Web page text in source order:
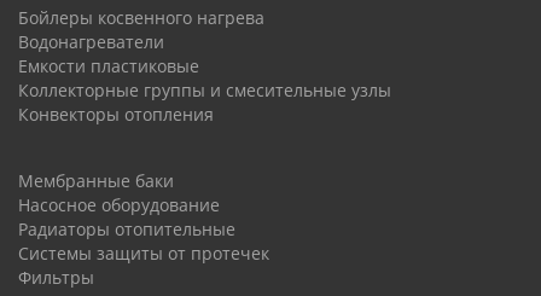
Бойлеры косвенного нагрева
Водонагреватели
Емкости пластиковые
Коллекторные группы и смесительные узлы
Конвекторы отопления
Мембранные баки
Насосное оборудование
Радиаторы отопительные
Системы защиты от протечек
Фильтры